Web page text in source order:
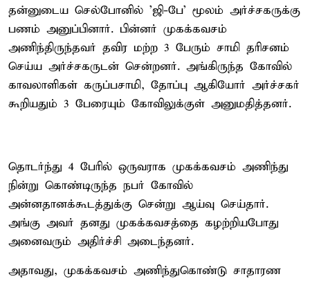
தன்னுடைய செல்போனில் 'ஜி-பே' மூலம் அர்ச்சகருக்கு
பணம் அனுப்பினார். பின்னர் முகக்கவசம்
அணிந்திருந்தவர் தவிர மற்ற 3 பேரும் சாமி தரிசனம்
செய்ய அர்ச்சகருடன் சென்றனர். அங்கிருந்த கோவில்
காவலாளிகள் கருப்பசாமி, தோப்பு ஆகியோர் அர்ச்சகர்
கூறியதும் 3 பேரையும் கோவிலுக்குள் அனுமதித்தனர்.
தொடர்ந்து 4 பேரில் ஒருவராக முகக்கவசம் அணிந்து
நின்று கொண்டிருந்த நபர் கோவில்
அன்னதானக்கூடத்துக்கு சென்று ஆய்வு செய்தார்.
அங்கு அவர் தனது முகக்கவசத்தை கழற்றியபோது
அனைவரும் அதிர்ச்சி அடைந்தனர்.
அதாவது, முகக்கவசம் அணிந்துகொண்டு சாதாரண